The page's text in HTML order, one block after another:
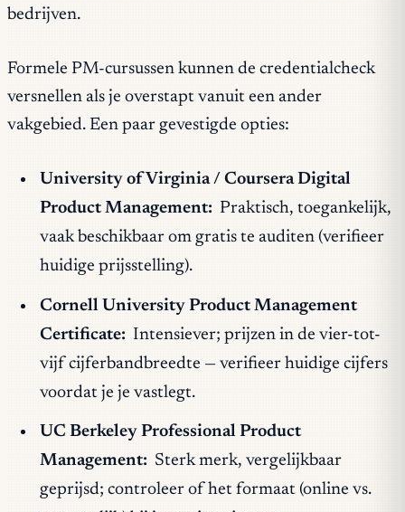
bedrijven.
Formele PM-cursussen kunnen de credentialcheck
versnellen als je overstapt vanuit een ander
vakgebied. Een paar gevestigde opties:
University of Virginia / Coursera Digital
Product Management: Praktisch, toegankelijk,
vaak beschikbaar om gratis te auditen (verifieer
huidige prijsstelling).
Cornell University Product Management
Certificate: Intensiever; prijzen in de vier-tot-
vijf cijferbandbreedte — verifieer huidige cijfers
voordat je je vastlegt.
UC Berkeley Professional Product
Management: Sterk merk, vergelijkbaar
geprijsd; controleer of het formaat (online vs.